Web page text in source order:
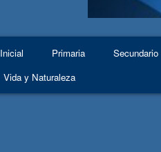
Inicial Primaria
Secundario
Vida y Naturaleza